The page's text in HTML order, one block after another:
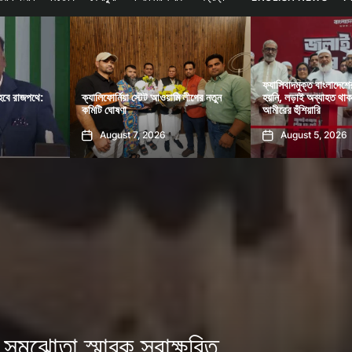
লীগের নতুন
ফ্যাসিবাদমুক্ত বাংলাদেশের প্রত্যাশা পূরণ
হয়নি, লড়াই অব্যাহত থাকবে: জামায়াত
আমীরের হুঁশিয়ারি
August 5, 2026
ফ্যাসিবাদবিরোধী
বিচার হবে স্বচ্ছ ও
রহমান
August 5, 2026